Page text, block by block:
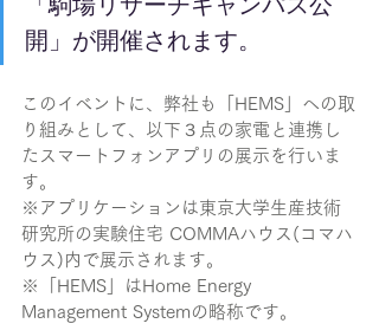
開」が開催されます。
このイベントに、弊社も「HEMS」への取
り組みとして、以下３点の家電と連携し
たスマートフォンアプリの展示を行いま
す。
※アプリケーションは東京大学生産技術
研究所の実験住宅 COMMAハウス(コマハ
ウス)内で展示されます。
※「HEMS」はHome Energy
Management Systemの略称です。